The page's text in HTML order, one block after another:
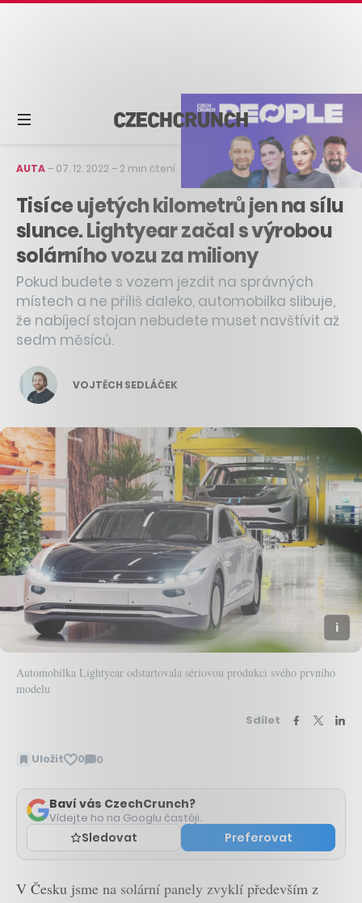
AUTA– 07. 12. 2022 – 2 min čtení
Tisíce ujetých kilometrů jen na sílu
slunce. Lightyear začal s výrobou
solárního vozu za miliony
Pokud budete s vozem jezdit na správných
místech a ne příliš daleko, automobilka slibuje,
že nabíjecí stojan nebudete muset navštívit až
sedm měsíců.
VOJTĚCH SEDLÁČEK
Automobilka Lightyear odstartovala sériovou produkci svého prvního
modelu
Sdílet
Uložit 0 0
Zobrazit
Baví vás CzechCrunch?
Vídejte ho na Googlu častěji.
Sledovat Preferovat
V Česku jsme na solární panely zvyklí především z